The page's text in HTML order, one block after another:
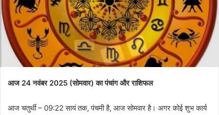
आज 24 नवंबर 2025 (सोमवार) का पंचांग और राशिफल
आज चतुर्थी – 09:22 सायं तक, पंचमी है, आज सोमवार है। अगर कोई शुभ कार्य